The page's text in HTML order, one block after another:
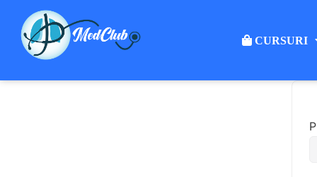
CURSURI